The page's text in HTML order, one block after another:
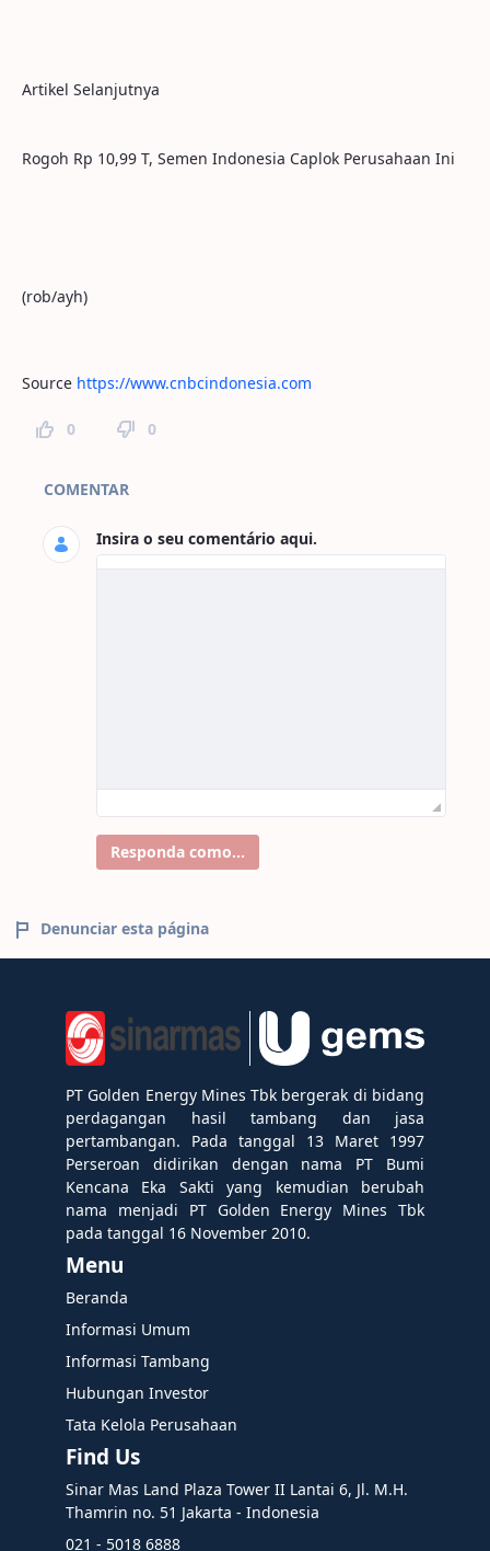
Artikel Selanjutnya
Rogoh Rp 10,99 T, Semen Indonesia Caplok Perusahaan Ini
(rob/ayh)
Source https://www.cnbcindonesia.com
0 0
Comentários da Página
COMENTAR
Insira o seu comentário aqui.
Responda como...
Denunciar esta página
PT Golden Energy Mines Tbk bergerak di bidang
perdagangan hasil tambang dan jasa
pertambangan. Pada tanggal 13 Maret 1997
Perseroan didirikan dengan nama PT Bumi
Kencana Eka Sakti yang kemudian berubah
nama menjadi PT Golden Energy Mines Tbk
pada tanggal 16 November 2010.
Menu
Beranda
Informasi Umum
Informasi Tambang
Hubungan Investor
Tata Kelola Perusahaan
Find Us
Sinar Mas Land Plaza Tower II Lantai 6, Jl. M.H.
Thamrin no. 51 Jakarta - Indonesia
021 - 5018 6888